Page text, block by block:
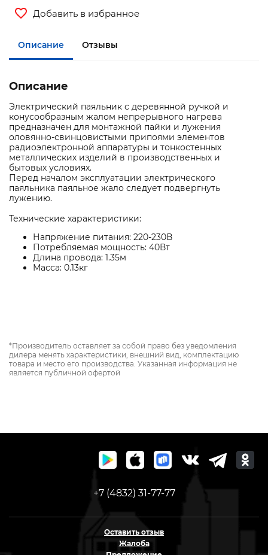
Добавить в избранное
Описание Отзывы
Описание
Электрический паяльник с деревянной ручкой и
конусообразным жалом непрерывного нагрева
предназначен для монтажной пайки и лужения
оловянно-свинцовистыми припоями элементов
радиоэлектронной аппаратуры и тонкостенных
металлических изделий в производственных и
бытовых условиях.
Перед началом эксплуатации электрического
паяльника паяльное жало следует подвергнуть
лужению.
Технические характеристики:
Напряжение питания: 220-230В
Потребляемая мощность: 40Вт
Длина провода: 1.35м
Масса: 0.13кг
*Производитель оставляет за собой право без уведомления
дилера менять характеристики, внешний вид, комплектацию
товара и место его производства. Указанная информация не
является публичной офертой
+7 (4832) 31-77-77
Оставить отзыв
Жалоба